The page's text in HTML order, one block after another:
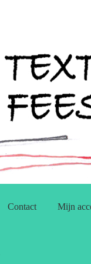
Contact Mijn